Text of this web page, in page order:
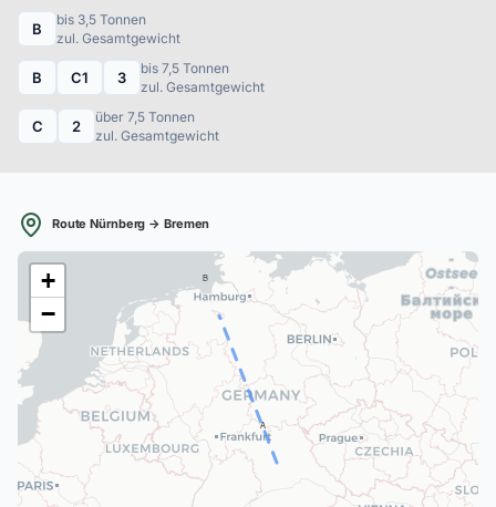
B
bis 3,5 Tonnen
zul. Gesamtgewicht
B C1 3
bis 7,5 Tonnen
zul. Gesamtgewicht
C 2
über 7,5 Tonnen
zul. Gesamtgewicht
Route Nürnberg → Bremen
A
B
+
−